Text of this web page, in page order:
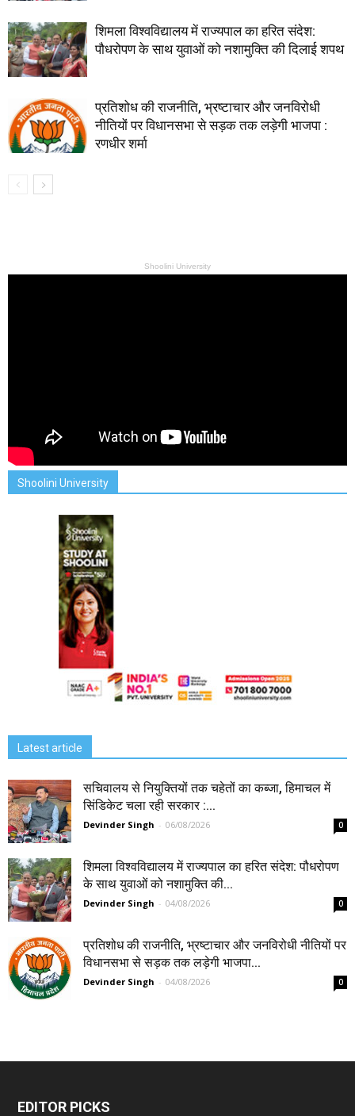
शिमला विश्वविद्यालय में राज्यपाल का हरित संदेश:
पौधरोपण के साथ युवाओं को नशामुक्ति की दिलाई शपथ
प्रतिशोध की राजनीति, भ्रष्टाचार और जनविरोधी
नीतियों पर विधानसभा से सड़क तक लड़ेगी भाजपा :
रणधीर शर्मा
Shoolini University
Shoolini University
Latest article
सचिवालय से नियुक्तियों तक चहेतों का कब्जा, हिमाचल में
सिंडिकेट चला रही सरकार :...
Devinder Singh - 06/08/2026 0
शिमला विश्वविद्यालय में राज्यपाल का हरित संदेश: पौधरोपण
के साथ युवाओं को नशामुक्ति की...
Devinder Singh - 04/08/2026 0
प्रतिशोध की राजनीति, भ्रष्टाचार और जनविरोधी नीतियों पर
विधानसभा से सड़क तक लड़ेगी भाजपा...
Devinder Singh - 04/08/2026 0
EDITOR PICKS